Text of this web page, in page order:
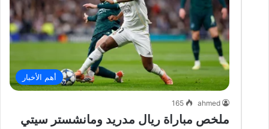
أهم الأخبار
ahmed
165
ملخص مباراة ريال مدريد ومانشستر سيتي